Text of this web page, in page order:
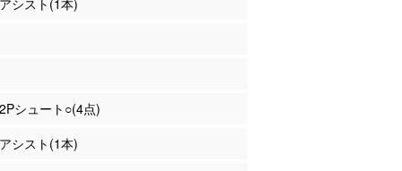
シスト(1本)
シュート○(4点)
シスト(1本)